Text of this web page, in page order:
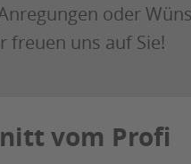
oder
freuen uns auf Sie!
vom Profi